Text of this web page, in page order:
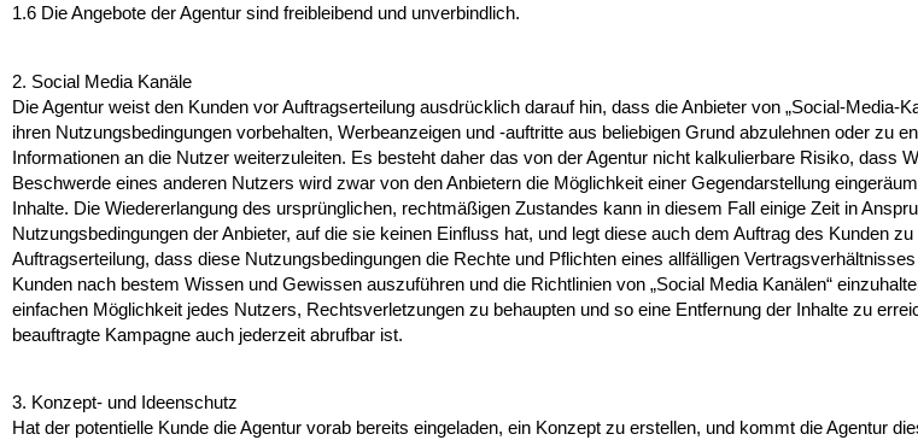
1.6 Die Angebote der Agentur sind freibleibend und unverbindlich.
2. Social Media Kanäle
Die Agentur weist den Kunden vor Auftragserteilung ausdrücklich darauf hin, dass die Anbieter von „Social-Media-
ihren Nutzungsbedingungen vorbehalten, Werbeanzeigen und -auftritte aus beliebigen Grund abzulehnen oder zu
Informationen an die Nutzer weiterzuleiten. Es besteht daher das von der Agentur nicht kalkulierbare Risiko, dass
Beschwerde eines anderen Nutzers wird zwar von den Anbietern die Möglichkeit einer Gegendarstellung
Inhalte. Die Wiedererlangung des ursprünglichen, rechtmäßigen Zustandes kann in diesem Fall einige Zeit in
Nutzungsbedingungen der Anbieter, auf die sie keinen Einfluss hat, und legt diese auch dem Auftrag des Kunden
Auftragserteilung, dass diese Nutzungsbedingungen die Rechte und Pflichten eines allfälligen
Kunden nach bestem Wissen und Gewissen auszuführen und die Richtlinien von „Social Media Kanälen“
einfachen Möglichkeit jedes Nutzers, Rechtsverletzungen zu behaupten und so eine Entfernung der Inhalte zu
beauftragte Kampagne auch jederzeit abrufbar ist.
3. Konzept- und Ideenschutz
Hat der potentielle Kunde die Agentur vorab bereits eingeladen, ein Konzept zu erstellen, und kommt die Agentur